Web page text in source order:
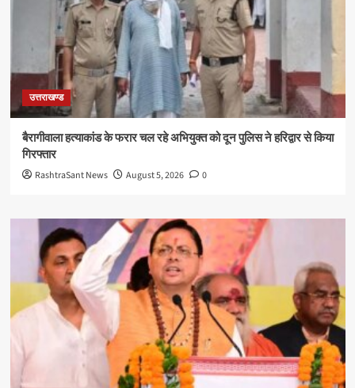
उत्तराखण्ड
बैरागीवाला हत्याकांड के फरार चल रहे अभियुक्त को दून पुलिस ने हरिद्वार से किया
गिरफ्तार
RashtraSant News August 5, 2026 0